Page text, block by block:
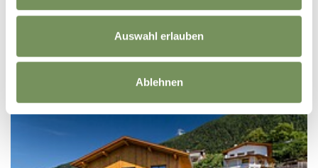
Auswahl erlauben
Ablehnen
Tel.